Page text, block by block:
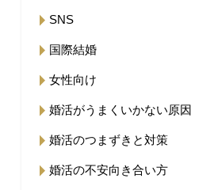
SNS
国際結婚
女性向け
婚活がうまくいかない原因
婚活のつまずきと対策
婚活の不安向き合い方